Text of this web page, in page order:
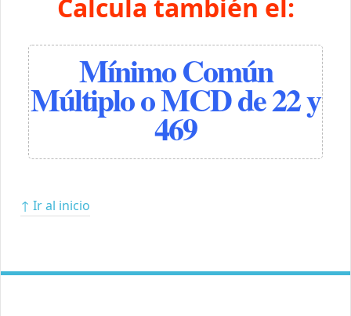
Calcula también el:
Mínimo Común
Múltiplo o MCD de 22 y
469
↑ Ir al inicio